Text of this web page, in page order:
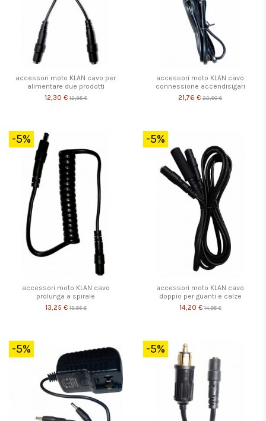
accessori moto KLAN cavo per
alimentare due prodotti
12,30 € 12,95 €
accessori moto KLAN cavo
connessione accendisigari
21,76 € 22,90 €
-5%
accessori moto KLAN cavo
prolunga a spirale
13,25 € 13,95 €
-5%
accessori moto KLAN cavo
doppio per guanti e calze
14,20 € 14,95 €
-5% -5%